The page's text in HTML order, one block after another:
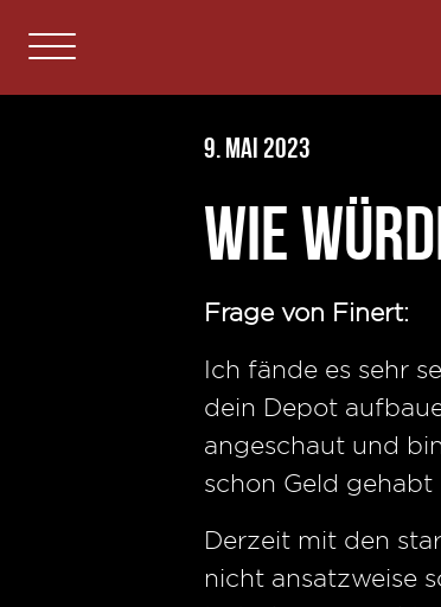
9. Mai 2023
Wie
Frage von Finert:
Ich fände es sehr
dein Depot
angeschaut und
schon Geld gehabt
Derzeit mit den
nicht ansatzweise